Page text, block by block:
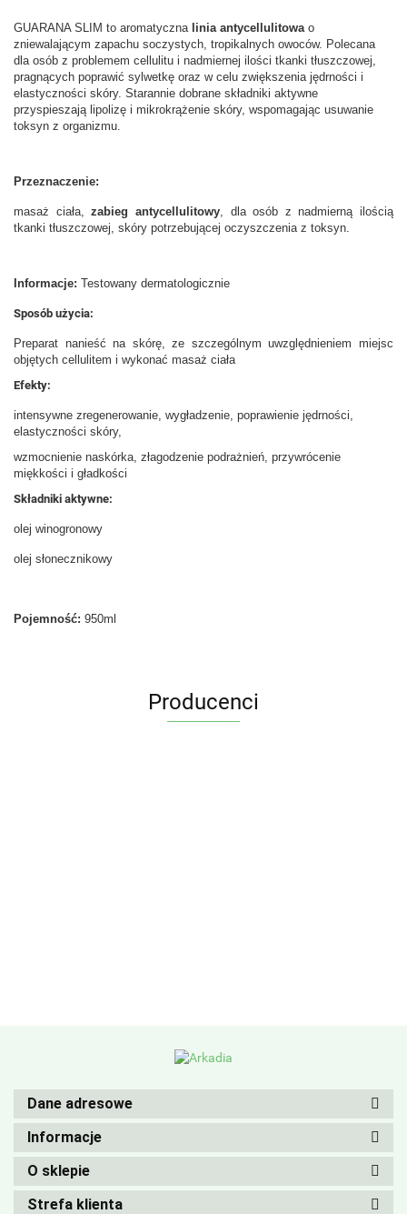
GUARANA SLIM to aromatyczna linia antycellulitowao
zniewalającym zapachu soczystych, tropikalnych owoców. Polecana
dla osób z problemem cellulitu i nadmiernej ilości tkanki tłuszczowej,
pragnących poprawić sylwetkę oraz w celu zwiększenia jędrności i
elastyczności skóry. Starannie dobrane składniki aktywne
przyspieszają lipolizę i mikrokrążenie skóry, wspomagając usuwanie
toksyn z organizmu.
Przeznaczenie:
masaż ciała,zabieg antycellulitowy, dla osób z nadmierną ilością
tkanki tłuszczowej, skóry potrzebującej oczyszczenia z toksyn.
Informacje: Testowany dermatologicznie
Sposób użycia:
Preparat nanieść na skórę, ze szczególnym uwzględnieniem miejsc
objętych cellulitem i wykonać masaż ciała
Efekty:
intensywne zregenerowanie, wygładzenie, poprawienie jędrności,
elastyczności skóry,
wzmocnienie naskórka, złagodzenie podrażnień, przywrócenie
miękkości i gładkości
Składniki aktywne:
olej winogronowy
olej słonecznikowy
Pojemność: 950ml
Producenci
Dane adresowe
Informacje
O sklepie
Strefa klienta